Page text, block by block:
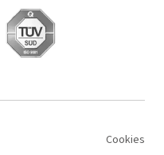
Cookies